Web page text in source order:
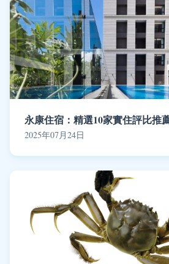
永康住宿：精選10家實住評比推
2025年07月24日